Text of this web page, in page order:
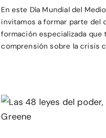
En este Día Mundial del
invitamos a formar parte del
formación especializada que
comprensión sobre la crisis